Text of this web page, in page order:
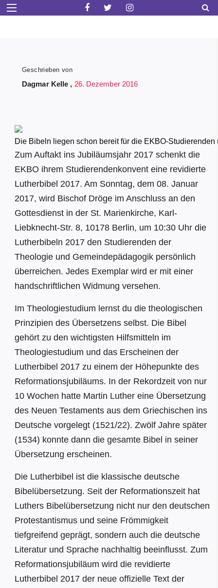
Geschrieben von
Dagmar Kelle , 26. Dezember 2016
Die Bibeln liegen schon bereit für die EKBO-
Zum Auftakt ins Jubiläumsjahr 2017 schenkt die
EKBO ihrem Studierendenkonvent eine revidierte
Lutherbibel 2017. Am Sonntag, dem 08. Januar
2017, wird Bischof Dröge im Anschluss an den
Gottesdienst in der St. Marienkirche, Karl-
Liebknecht-Str. 8, 10178 Berlin, um 10:30 Uhr die
Lutherbibeln 2017 den Studierenden der
Theologie und Gemeindepädagogik persönlich
überreichen. Jedes Exemplar wird er mit einer
handschriftlichen Widmung versehen.
Im Theologiestudium lernst du die theologischen
Prinzipien des Übersetzens selbst. Die Bibel
gehört zu den wichtigsten Hilfsmitteln im
Theologiestudium und das Erscheinen der
Lutherbibel 2017 zu einem der Höhepunkte des
Reformationsjubiläums. In der Rekordzeit von nur
10 Wochen hatte Martin Luther eine Übersetzung
des Neuen Testaments aus dem Griechischen ins
Deutsche vorgelegt (1521/22). Zwölf Jahre später
(1534) konnte dann die gesamte Bibel in seiner
Übersetzung erscheinen.
Die Lutherbibel ist die klassische deutsche
Bibelübersetzung. Seit der Reformationszeit hat
Luthers Bibelübersetzung nicht nur den deutschen
Protestantismus und seine Frömmigkeit
tiefgreifend geprägt, sondern auch die deutsche
Literatur und Sprache nachhaltig beeinflusst. Zum
Reformationsjubiläum wird die revidierte
Lutherbibel 2017 der neue offizielle Text der